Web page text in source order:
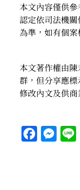
本文內容僅供
認定依司法機
為準，如有個
本文著作權由
群，但分享應
修改內文及供商